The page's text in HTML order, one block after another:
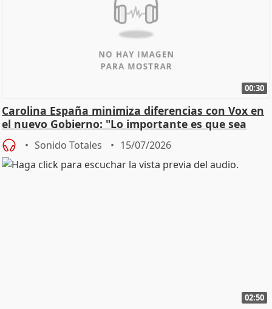
00:30
Carolina España minimiza diferencias con Vox en
el nuevo Gobierno: "Lo importante es que sea
una leg
Sonido Totales 15/07/2026
02:50